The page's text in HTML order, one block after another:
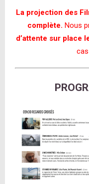
La projection des
complète. Nous
d’attente sur place